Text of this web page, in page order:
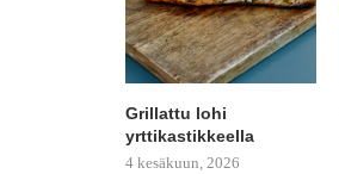
Grillattu lohi
yrttikastikkeella
4 kesäkuun, 2026